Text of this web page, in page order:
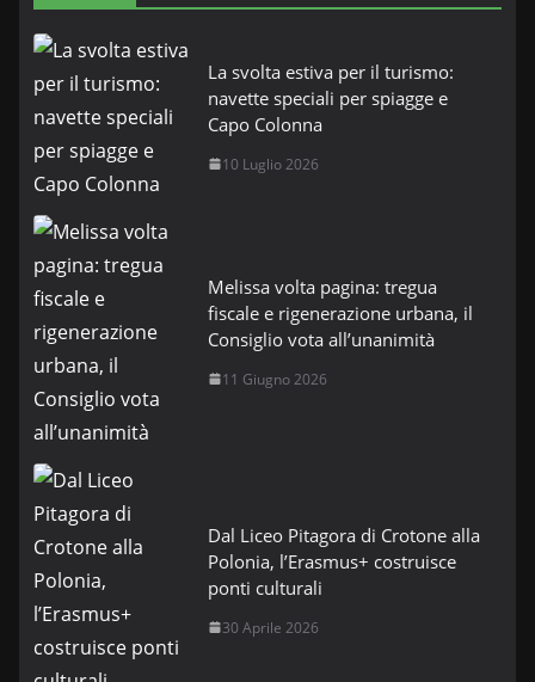
La svolta estiva per il turismo:
navette speciali per spiagge e
Capo Colonna
10 Luglio 2026
Melissa volta pagina: tregua
fiscale e rigenerazione urbana, il
Consiglio vota all’unanimità
11 Giugno 2026
Dal Liceo Pitagora di Crotone alla
Polonia, l’Erasmus+ costruisce
ponti culturali
30 Aprile 2026